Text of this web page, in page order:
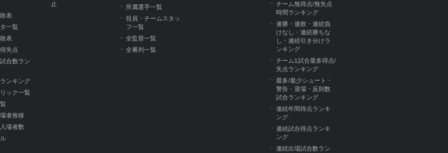
表
一覧
表
失点
合数ラン
ンキング
ック一覧
者推移
場者数
止
所属選手一覧
役員・チームスタッ
フ一覧
全監督一覧
全審判一覧
チーム無得点/無失点
時間ランキング
連勝・連敗・連続負
けなし・連続勝ちな
し・連続引き分けラ
ンキング
チーム1試合最多得点/
失点ランキング
最多/最少シュート・
警告・退場・反則数
試合ランキング
連続年間得点ランキ
ング
連続試合得点ランキ
ング
連続出場試合数ラン